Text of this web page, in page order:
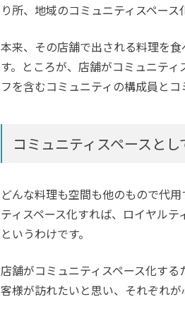
り所、地域のコミュニティスペー
本来、その店舗で出される料理を
す。ところが、店舗がコミュニテ
フを含むコミュニティの構成員と
コミュニティスペースと
どんな料理も空間も他のもので代
ティスペース化すれば、ロイヤル
というわけです。
店舗がコミュニティスペース化す
客様が訪れたいと思い、それぞれ